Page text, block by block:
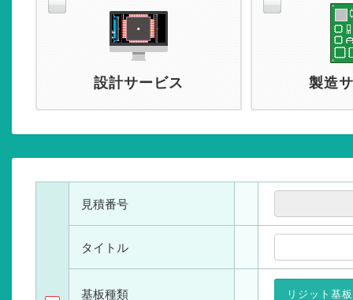
設計サービス 製造
見積番号
タイトル
基板種類 リジット基板